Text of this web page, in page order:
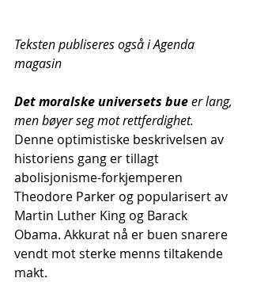
Teksten publiseres også i Agenda
magasin
Det moralske universets bue er lang,
men bøyer seg mot rettferdighet.
Denne optimistiske beskrivelsen av
historiens gang er tillagt
abolisjonisme-forkjemperen
Theodore Parker og popularisert av
Martin Luther King og Barack
Obama. Akkurat nå er buen snarere
vendt mot sterke menns tiltakende
makt.